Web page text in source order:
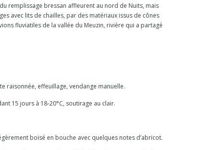
remplissage bressan affleurent au nord de Nuits, mais
avec lits de chailles, par des matériaux issus de cônes
fluviatiles de la vallée du Meuzin, rivière qui a partagé
raisonnée, effeuillage, vendange manuelle.
15 jours à 18-20°C, soutirage au clair.
boisé en bouche avec quelques notes d’abricot.